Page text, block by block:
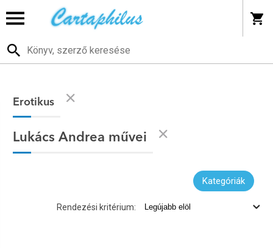
Erotikus
Lukács Andrea művei
Kategóriák
Rendezési kritérium: